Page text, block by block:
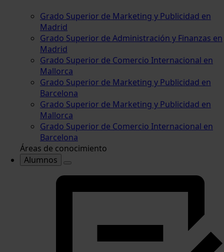
Grado Superior de Marketing y Publicidad en
Madrid
Grado Superior de Administración y Finanzas en
Madrid
Grado Superior de Comercio Internacional en
Mallorca
Grado Superior de Marketing y Publicidad en
Barcelona
Grado Superior de Marketing y Publicidad en
Mallorca
Grado Superior de Comercio Internacional en
Barcelona
Áreas de conocimiento
Alumnos